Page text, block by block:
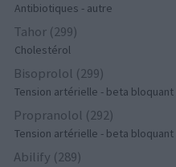
Antibiotiques - autre
Tahor (299)
Cholestérol
Bisoprolol (299)
Tension artérielle - beta bloquant
Propranolol (292)
Tension artérielle - beta bloquant
Abilify (289)